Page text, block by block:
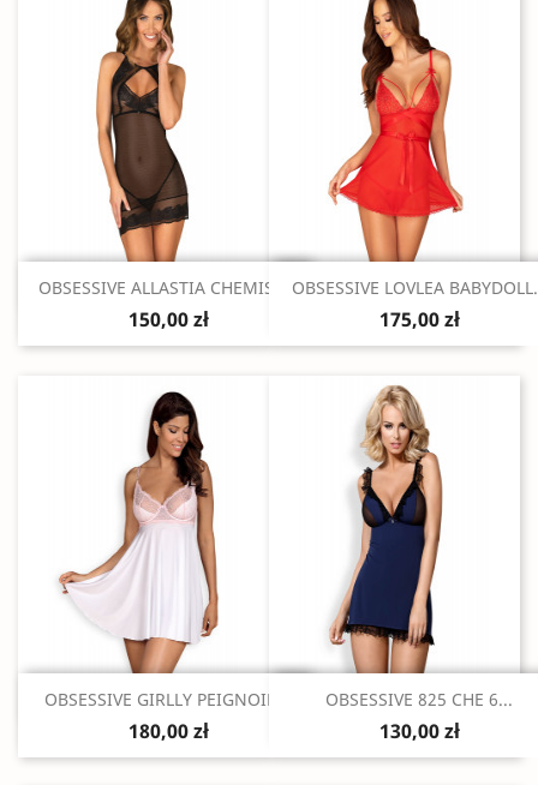
Szybki podgląd
OBSESSIVE ALLASTIA CHEMISE...
150,00 zł
Szybki podgląd
OBSESSIVE LOVLEA
175,00 zł
Szybki podgląd
OBSESSIVE GIRLLY PEIGNOIR...
180,00 zł
Szybki podgląd
OBSESSIVE 825 CHE 6...
130,00 zł